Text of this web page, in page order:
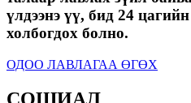
үлдээнэ үү, бид 24
холбогдох болно.
ОДОО ЛАВЛАГАА ӨГӨХ
СОШИАЛ